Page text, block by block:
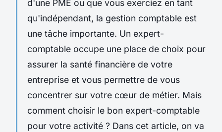
d'une PME ou que vous exerciez en tant
qu'indépendant, la gestion comptable est
une tâche importante. Un expert-
comptable occupe une place de choix pour
assurer la santé financière de votre
entreprise et vous permettre de vous
concentrer sur votre cœur de métier. Mais
comment choisir le bon expert-comptable
pour votre activité ? Dans cet article, on va